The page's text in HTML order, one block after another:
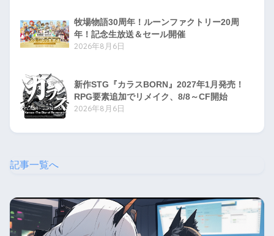
牧場物語30周年！ルーンファクトリー20周
年！記念生放送＆セール開催
2026年8月6日
新作STG『カラスBORN』2027年1月発売！
RPG要素追加でリメイク、8/8～CF開始
2026年8月6日
記事一覧へ